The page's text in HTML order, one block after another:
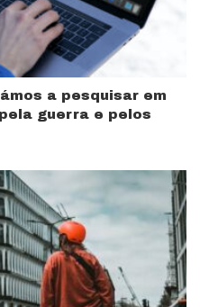
a pesquisar em
guerra e pelos